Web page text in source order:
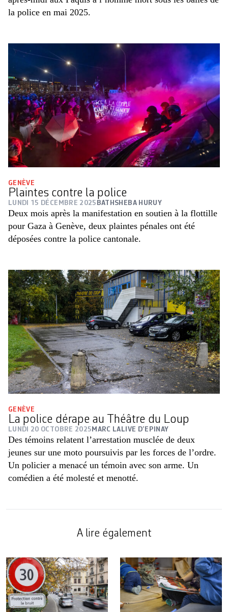
la police en mai 2025.
GENÈVE
Plaintes contre la police
LUNDI 15 DÉCEMBRE 2025 BATHSHEBA HURUY
Deux mois après la manifestation en soutien à la flottille
pour Gaza à Genève, deux plaintes pénales ont été
déposées contre la police cantonale.
GENÈVE
La police dérape au Théâtre du Loup
LUNDI 20 OCTOBRE 2025 MARC LALIVE D’EPINAY
Des témoins relatent l’arrestation musclée de deux
jeunes sur une moto poursuivis par les forces de l’ordre.
Un policier a menacé un témoin avec son arme. Un
comédien a été molesté et menotté.
A lire également